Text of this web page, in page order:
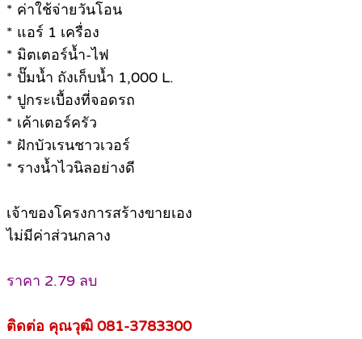
* ค่าใช้จ่ายวันโอน
* แอร์ 1 เครื่อง
* มิตเตอร์น้ำ-ไฟ
* ปั๊มน้ำ ถังเก็บน้ำ 1,000 L.
* ปูกระเบื้องที่จอดรถ
* เค้าเตอร์ครัว
* ฝักบัวเรนชาวเวอร์
* รางน้ำไวนิลอย่างดี
เจ้าของโครงการสร้างขายเอง
ไม่มีค่าส่วนกลาง
ราคา 2.79 ลบ
ติดต่อ คุณวุฒิ 081-3783300